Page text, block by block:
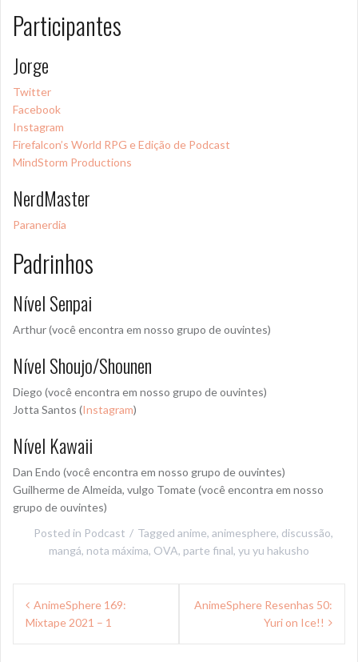
Participantes
Jorge
Twitter
Facebook
Instagram
Firefalcon’s World RPG e Edição de Podcast
MindStorm Productions
NerdMaster
Paranerdia
Padrinhos
Nível Senpai
Arthur (você encontra em nosso grupo de ouvintes)
Nível Shoujo/Shounen
Diego (você encontra em nosso grupo de ouvintes)
Jotta Santos (Instagram)
Nível Kawaii
Dan Endo (você encontra em nosso grupo de ouvintes)
Guilherme de Almeida, vulgo Tomate (você encontra em nosso
grupo de ouvintes)
Posted in Podcast Tagged anime, animesphere, discussão,
mangá, nota máxima, OVA, parte final, yu yu hakusho
Navegação
deAnimeSphere 169:
Mixtape 2021 – 1
AnimeSphere Resenhas 50:
Yuri on Ice!!